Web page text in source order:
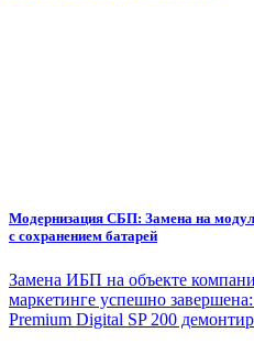
Модернизация СБП: Замена на
с сохранением батарей
Замена ИБП на объекте
маркетинге успешно
Premium Digital SP 200